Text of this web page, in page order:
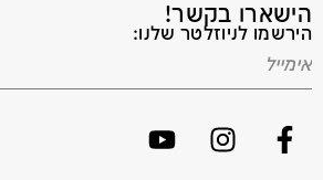
הישארו בקשר!
הירשמו לניוזלטר שלנו: